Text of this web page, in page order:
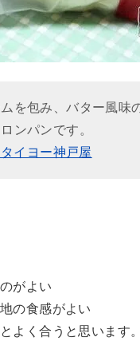
を包み、バター風味
ロンパンです。
イヨー神戸屋
がよい
の食感がよい
よく合うと思います